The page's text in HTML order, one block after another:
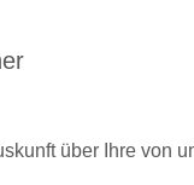
über Ihre von